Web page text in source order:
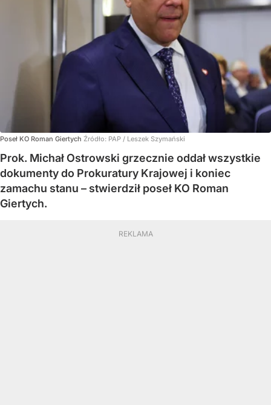
Poseł KO Roman Giertych Źródło: PAP / Leszek Szymański
Prok. Michał Ostrowski grzecznie oddał wszystkie
dokumenty do Prokuratury Krajowej i koniec
zamachu stanu – stwierdził poseł KO Roman
Giertych.